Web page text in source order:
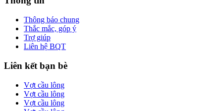
Thông báo chung
Thắc mắc, góp ý
Trợ giúp
Liên hệ BQT
Liên kết bạn bè
Vợt cầu lông
Vợt cầu lông
Vợt cầu lông